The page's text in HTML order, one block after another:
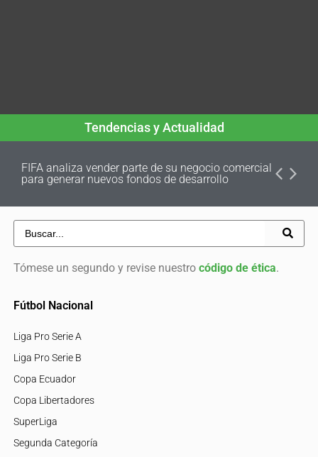
Tendencias y Actualidad
FIFA analiza vender parte de su negocio comercial
para generar nuevos fondos de desarrollo
Tómese un segundo y revise nuestro código de ética.
Fútbol Nacional
Liga Pro Serie A
Liga Pro Serie B
Copa Ecuador
Copa Libertadores
SuperLiga
Segunda Categoría